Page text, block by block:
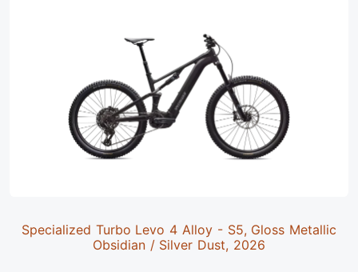
Specialized Turbo Levo 4 Alloy - S5, Gloss Metallic
Obsidian / Silver Dust, 2026